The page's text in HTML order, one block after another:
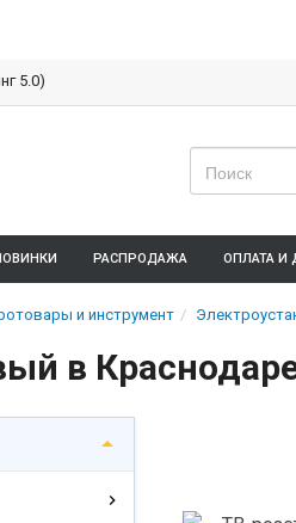
5.0)
РАСПРОДАЖА ОПЛАТА И
и инструмент
в